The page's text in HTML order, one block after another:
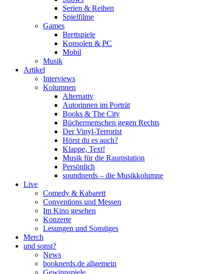
Serien & Reihen
Spielfilme
Games
Brettspiele
Konsolen & PC
Mobil
Musik
Artikel
Interviews
Kolumnen
Alternativ
Autorinnen im Porträt
Books & The City
Büchermenschen gegen Rechts
Der Vinyl-Terrorist
Hörst du es auch?
Klappe, Text!
Musik für die Raumstation
Persönlich
soundnerds – die Musikkolumne
Live
Comedy & Kabarett
Conventions und Messen
Im Kino gesehen
Konzerte
Lesungen und Sonstiges
Merch
und sonst?
News
booknerds.de allgemein
Gewinnspiele